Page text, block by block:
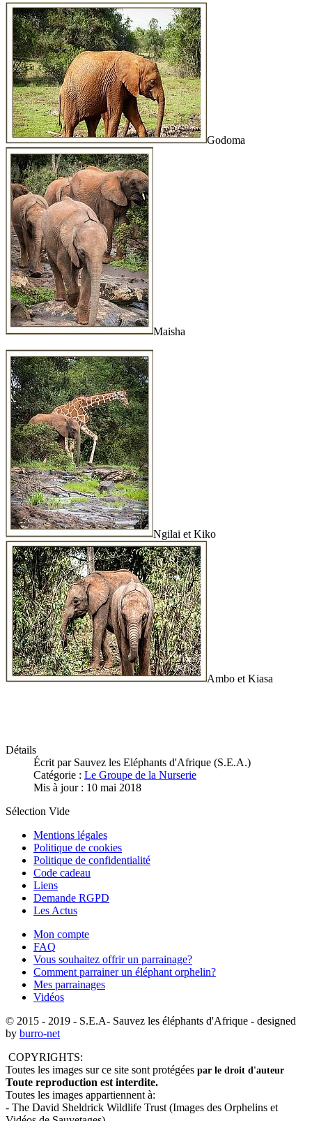
Godoma
Maisha
Ngilai et Kiko
Ambo et Kiasa
Détails
Écrit par Sauvez les Eléphants d'Afrique (S.E.A.)
Catégorie : Le Groupe de la Nurserie
Mis à jour : 10 mai 2018
Sélection Vide
Mentions légales
Politique de cookies
Politique de confidentialité
Code cadeau
Liens
Demande RGPD
Les Actus
Mon compte
FAQ
Vous souhaitez offrir un parrainage?
Comment parrainer un éléphant orphelin?
Mes parrainages
Vidéos
© 2015 - 2019 - S.E.A- Sauvez les éléphants d'Afrique - designed
by burro-net
COPYRIGHTS:
Toutes les images sur ce site sont protégées par le droit d'auteur
Toute reproduction est interdite.
Toutes les images appartiennent à:
- The David Sheldrick Wildlife Trust (Images des Orphelins et